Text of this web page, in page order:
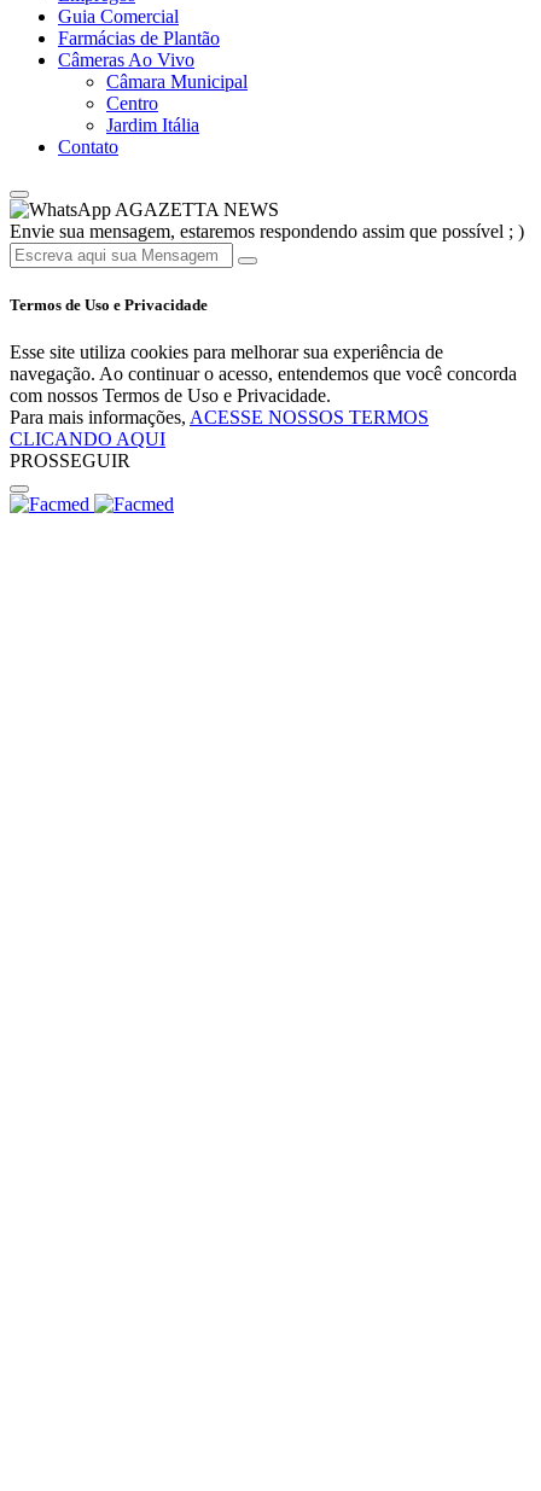
Guia Comercial
Farmácias de Plantão
Câmeras Ao Vivo
Câmara Municipal
Centro
Jardim Itália
Contato
AGAZETTA NEWS
Envie sua mensagem, estaremos respondendo assim que possível ; )
Termos de Uso e Privacidade
Esse site utiliza cookies para melhorar sua experiência de
navegação. Ao continuar o acesso, entendemos que você concorda
com nossos Termos de Uso e Privacidade.
Para mais informações, ACESSE NOSSOS TERMOS
CLICANDO AQUI
PROSSEGUIR